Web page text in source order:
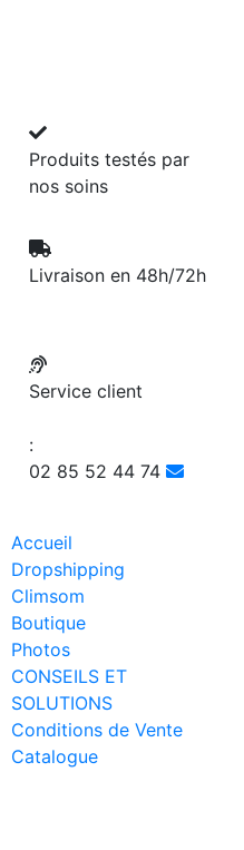
Produits testés par
nos soins
Livraison en 48h/72h
Service client
:
02 85 52 44 74
Accueil
Dropshipping
Climsom
Boutique
Photos
CONSEILS ET
SOLUTIONS
Conditions de Vente
Catalogue